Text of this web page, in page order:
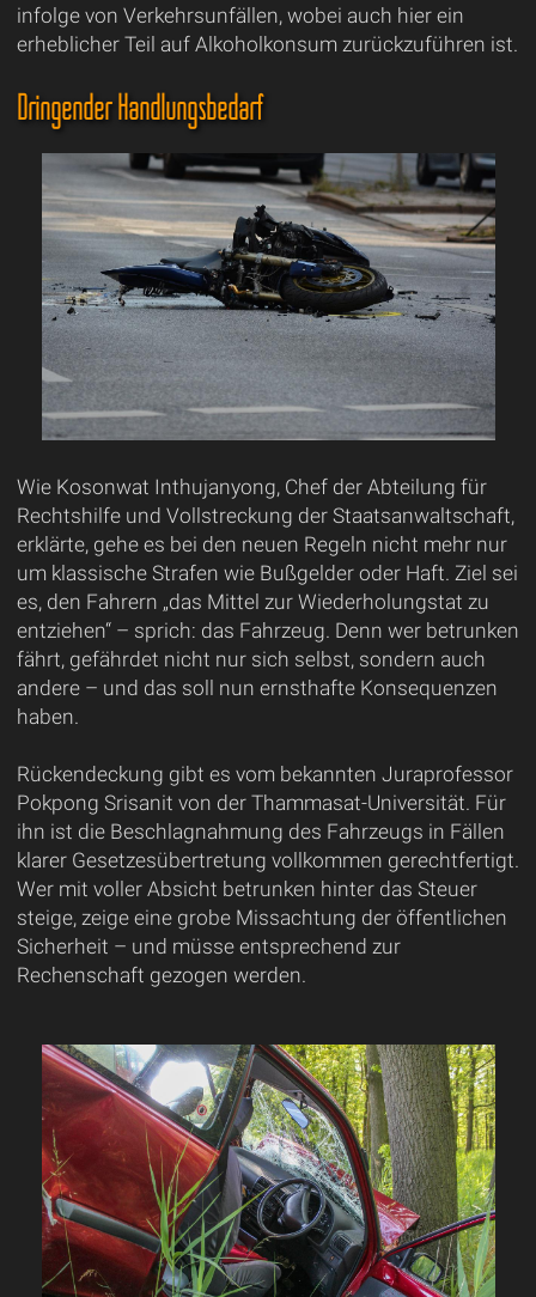
infolge von Verkehrsunfällen, wobei auch hier ein
erheblicher Teil auf Alkoholkonsum zurückzuführen ist.
Dringender Handlungsbedarf
Wie Kosonwat Inthujanyong, Chef der Abteilung für
Rechtshilfe und Vollstreckung der Staatsanwaltschaft,
erklärte, gehe es bei den neuen Regeln nicht mehr nur
um klassische Strafen wie Bußgelder oder Haft. Ziel sei
es, den Fahrern „das Mittel zur Wiederholungstat zu
entziehen“ – sprich: das Fahrzeug. Denn wer betrunken
fährt, gefährdet nicht nur sich selbst, sondern auch
andere – und das soll nun ernsthafte Konsequenzen
haben.
Rückendeckung gibt es vom bekannten Juraprofessor
Pokpong Srisanit von der Thammasat-Universität. Für
ihn ist die Beschlagnahmung des Fahrzeugs in Fällen
klarer Gesetzesübertretung vollkommen gerechtfertigt.
Wer mit voller Absicht betrunken hinter das Steuer
steige, zeige eine grobe Missachtung der öffentlichen
Sicherheit – und müsse entsprechend zur
Rechenschaft gezogen werden.